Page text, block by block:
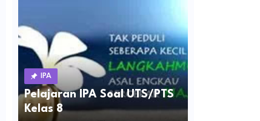
IPA
Pelajaran IPA Soal UTS/PTS
Kelas 8